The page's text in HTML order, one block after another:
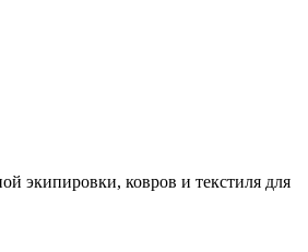
экипировки, ковров и текстиля для